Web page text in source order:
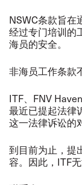
NSWC条款旨在
经过专门培训的
海员的安全。
非海员工作条款
ITF、FNV
最近已提起法律
这一法律诉讼的
到目前为止，提
容。因此，ITF无